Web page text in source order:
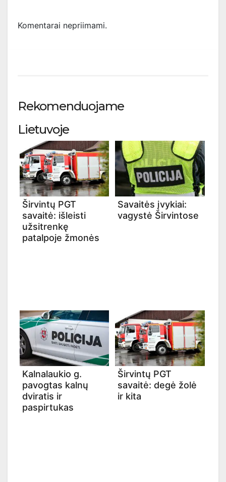
Komentarai nepriimami.
Rekomenduojame
Lietuvoje
Širvintų PGT
savaitė: išleisti
užsitrenkę
patalpoje žmonės
Savaitės įvykiai:
vagystė Širvintose
Kalnalaukio g.
pavogtas kalnų
dviratis ir
paspirtukas
Širvintų PGT
savaitė: degė žolė
ir kita